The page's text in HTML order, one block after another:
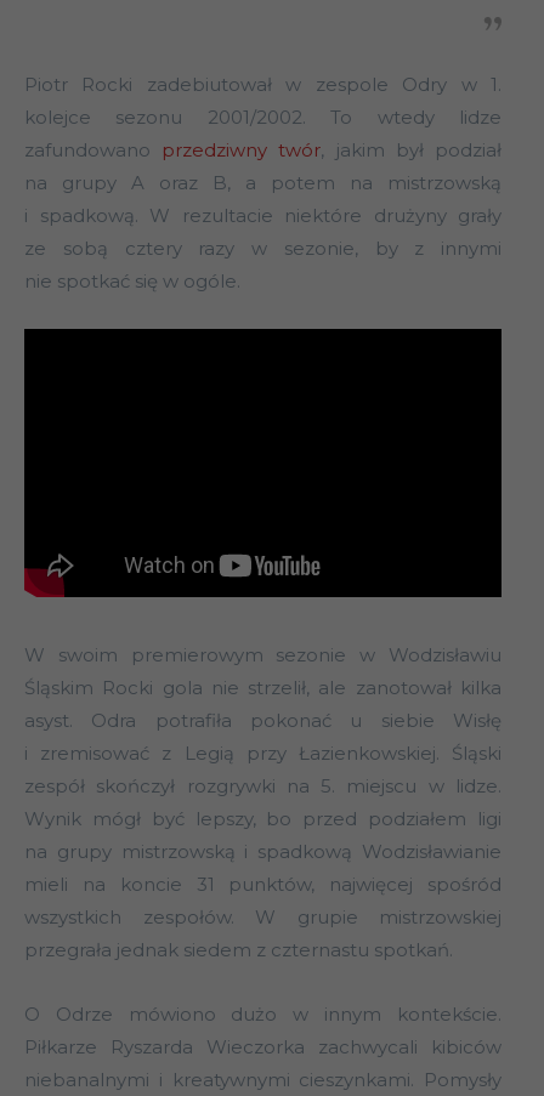
Piotr Rocki zadebiutował w zespole Odry w 1.
kolejce sezonu 2001/2002. To wtedy lidze
zafundowano przedziwny twór, jakim był podział
na grupy A oraz B, a potem na mistrzowską
i spadkową. W rezultacie niektóre drużyny grały
ze sobą cztery razy w sezonie, by z innymi
nie spotkać się w ogóle.
W swoim premierowym sezonie w Wodzisławiu
Śląskim Rocki gola nie strzelił, ale zanotował kilka
asyst. Odra potrafiła pokonać u siebie Wisłę
i zremisować z Legią przy Łazienkowskiej. Śląski
zespół skończył rozgrywki na 5. miejscu w lidze.
Wynik mógł być lepszy, bo przed podziałem ligi
na grupy mistrzowską i spadkową Wodzisławianie
mieli na koncie 31 punktów, najwięcej spośród
wszystkich zespołów. W grupie mistrzowskiej
przegrała jednak siedem z czternastu spotkań.
O Odrze mówiono dużo w innym kontekście.
Piłkarze Ryszarda Wieczorka zachwycali kibiców
niebanalnymi i kreatywnymi cieszynkami. Pomysły